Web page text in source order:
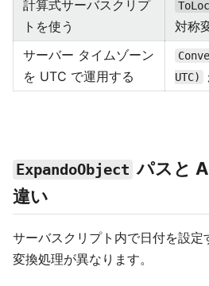
計算式サーバスクリプ
トを使う
対称
サーバー タイムゾーン
を UTC で運用する
UTC)
ExpandoObject パスと
違い
サーバスクリプト内で日付を設定
変換処理が異なります。